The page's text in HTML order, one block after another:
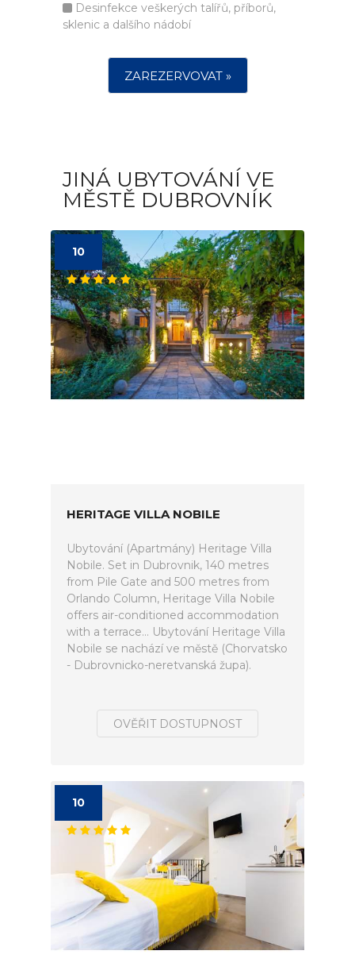
Desinfekce veškerých talířů, příborů,
sklenic a dalšího nádobí
ZAREZERVOVAT »
JINÁ UBYTOVÁNÍ VE
MĚSTĚ DUBROVNÍK
10
HERITAGE VILLA NOBILE
Ubytování (Apartmány) Heritage Villa
Nobile. Set in Dubrovnik, 140 metres
from Pile Gate and 500 metres from
Orlando Column, Heritage Villa Nobile
offers air-conditioned accommodation
with a terrace... Ubytování Heritage Villa
Nobile se nachází ve městě (Chorvatsko
- Dubrovnicko-neretvanská župa).
OVĚŘIT DOSTUPNOST
10